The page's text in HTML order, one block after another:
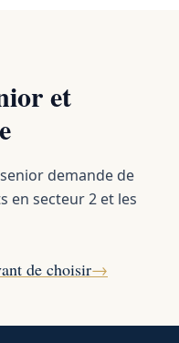
et
demande de
en secteur 2 et les
de choisir→